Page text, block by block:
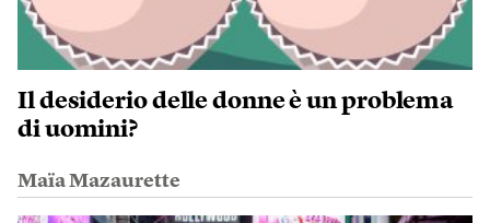
Il desiderio delle donne è un problema
di uomini?
Maïa Mazaurette